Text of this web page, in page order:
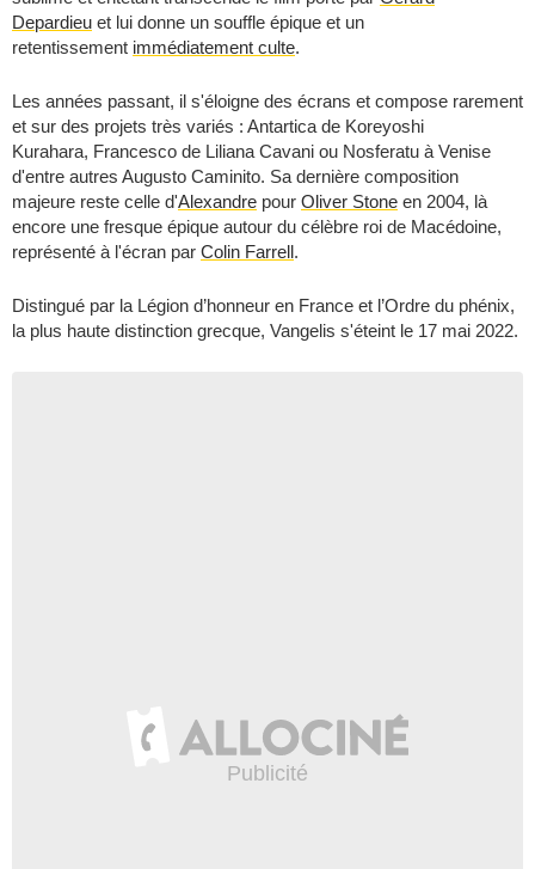
Depardieu et lui donne un souffle épique et un
retentissement immédiatement culte.
Les années passant, il s'éloigne des écrans et compose rarement
et sur des projets très variés : Antartica de Koreyoshi
Kurahara, Francesco de Liliana Cavani ou Nosferatu à Venise
d'entre autres Augusto Caminito. Sa dernière composition
majeure reste celle d'Alexandre pour Oliver Stone en 2004, là
encore une fresque épique autour du célèbre roi de Macédoine,
représenté à l'écran par Colin Farrell.
Distingué par la Légion d’honneur en France et l’Ordre du phénix,
la plus haute distinction grecque, Vangelis s'éteint le 17 mai 2022.